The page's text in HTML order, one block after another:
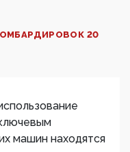
20
машин находятся